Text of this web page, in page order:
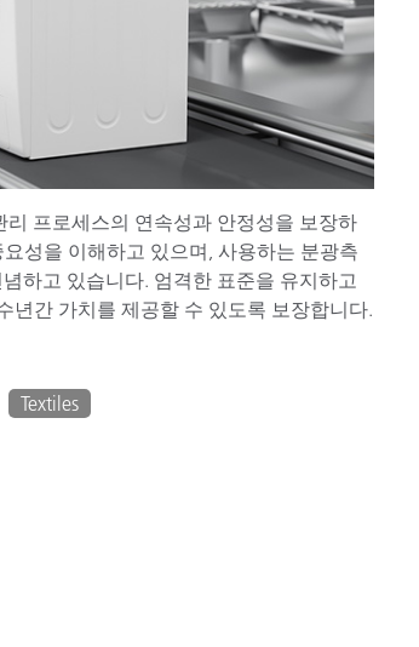
프로세스의 연속성과 안정성을 보장하
성을 이해하고 있으며, 사용하는 분광측
하고 있습니다. 엄격한 표준을 유지하고
년간 가치를 제공할 수 있도록 보장합니다.
Textiles